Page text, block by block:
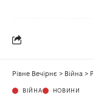
Рівне Вечірнє > Війна >
ВІЙНА НОВИНИ